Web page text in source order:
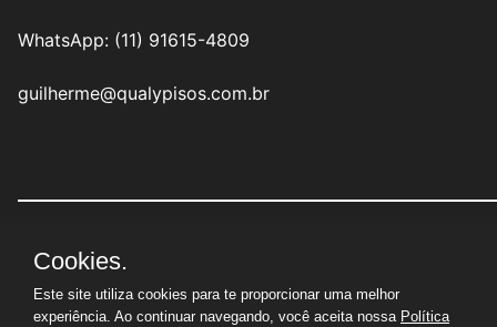
WhatsApp: (11) 91615-4809
guilherme@qualypisos.com.br
QualyPisos Revestimentos Industriais Eireli
29.714.510/0001-02 | © Todos os direitos reservados
Cookies.
Este site utiliza cookies para te proporcionar uma melhor
experiência. Ao continuar navegando, você aceita nossa Política